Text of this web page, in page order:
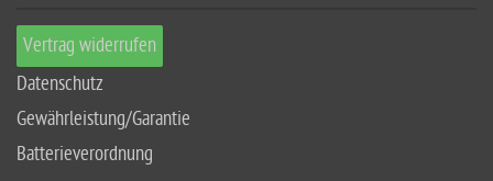
Vertrag widerrufen
Datenschutz
Gewährleistung/Garantie
Batterieverordnung